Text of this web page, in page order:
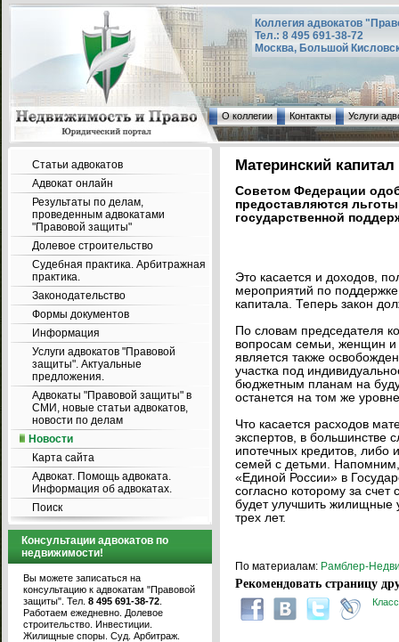
Коллегия адвокатов
Тел.: 8 495 691-38-72
Москва, Большой
О коллегии Контакты Услуги
Статьи адвокатов
Адвокат онлайн
Результаты по делам,
проведенным адвокатами
"Правовой защиты"
Долевое строительство
Судебная практика. Арбитражная
практика.
Законодательство
Формы документов
Информация
Услуги адвокатов "Правовой
защиты". Актуальные
предложения.
Адвокаты "Правовой защиты" в
СМИ, новые статьи адвокатов,
новости по делам
Новости
Карта сайта
Адвокат. Помощь адвоката.
Информация об адвокатах.
Поиск
Консультации адвокатов по
недвижимости!
Вы можете записаться на
консультацию к адвокатам "Правовой
защиты". Тел. 8 495 691-38-72
Работаем ежедневно. Долевое
строительство. Инвестиции.
Жилищные споры. Суд. Арбитраж.
Материнский
Советом Федерации
предоставляются
государственной
Это касается и доходов,
мероприятий по
капитала. Теперь закон
По словам председателя
вопросам семьи, женщин
является также
участка под
бюджетным планам на
останется на том же
Что касается расходов
экспертов, в большинстве
ипотечных кредитов,
семей с детьми. Напомним,
«Единой России» в
согласно которому за счет
будет улучшить жилищные
трех лет.
По материалам: Рамблер-
Рекомендовать страницу